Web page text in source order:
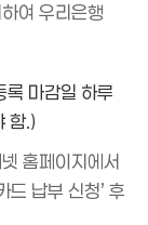
여 우리은행
마감일 하루
함.)
홈페이지에서
드 납부 신청’ 후